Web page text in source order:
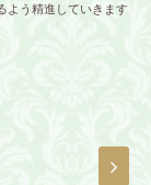
よう精進していきます